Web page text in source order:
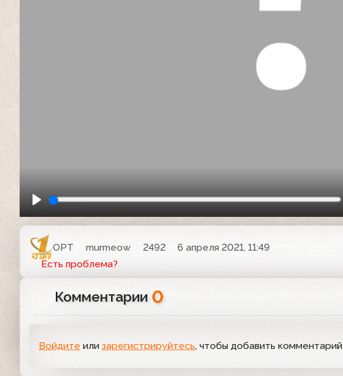
ОРТ murmeow 2492
6 апреля 2021, 11:49
Есть проблема?
Комментарии 0
Войдите или зарегистрируйтесь, чтобы добавить комментарий